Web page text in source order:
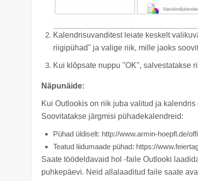
Kalendrisuvanditest leiate keskelt
riigipühad" ja valige riik, mille jaoks
Kui klõpsate nuppu "OK", salvestatakse
Näpunäide:
Kui Outlookis on riik juba valitud ja
Soovitatakse järgmisi pühadekalendreid:
Pühad üldiselt: http://www.armin-hoepfl.de/
Teatud liidumaade pühad: https://
Saate töödeldavaid hol -faile Outlooki
puhkepäevi. Neid allalaaditud faile saate